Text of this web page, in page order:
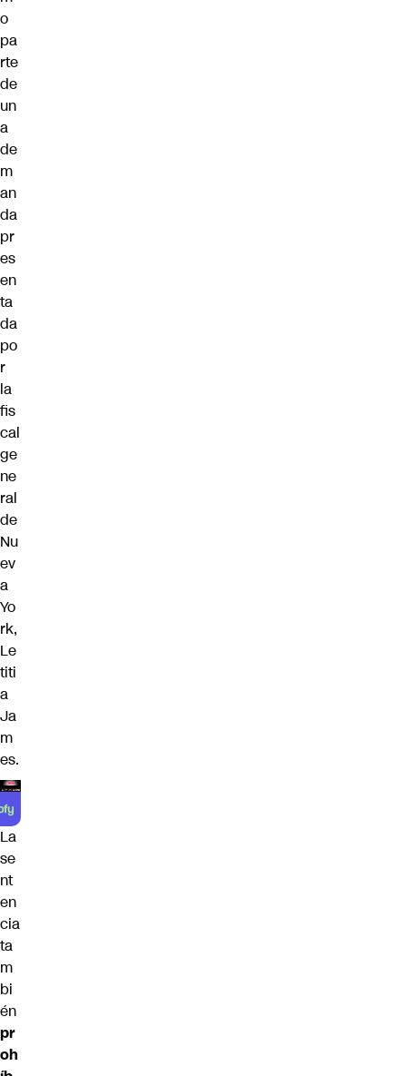
o
pa
rte
de
un
a
de
m
an
da
pr
es
en
ta
da
po
r
la
fis
cal
ge
ne
ral
de
Nu
ev
a
Yo
rk,
Le
titi
a
Ja
m
es.
La
se
nt
en
cia
ta
m
bi
én
pr
oh